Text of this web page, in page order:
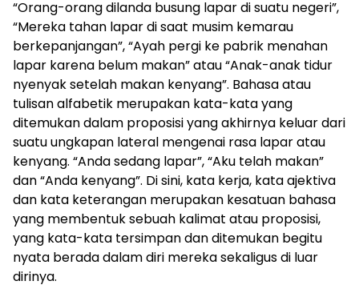
“Orang-orang dilanda busung lapar di suatu negeri”,
“Mereka tahan lapar di saat musim kemarau
berkepanjangan”, “Ayah pergi ke pabrik menahan
lapar karena belum makan” atau “Anak-anak tidur
nyenyak setelah makan kenyang”. Bahasa atau
tulisan alfabetik merupakan kata-kata yang
ditemukan dalam proposisi yang akhirnya keluar dari
suatu ungkapan lateral mengenai rasa lapar atau
kenyang. “Anda sedang lapar”, “Aku telah makan”
dan “Anda kenyang”. Di sini, kata kerja, kata ajektiva
dan kata keterangan merupakan kesatuan bahasa
yang membentuk sebuah kalimat atau proposisi,
yang kata-kata tersimpan dan ditemukan begitu
nyata berada dalam diri mereka sekaligus di luar
dirinya.